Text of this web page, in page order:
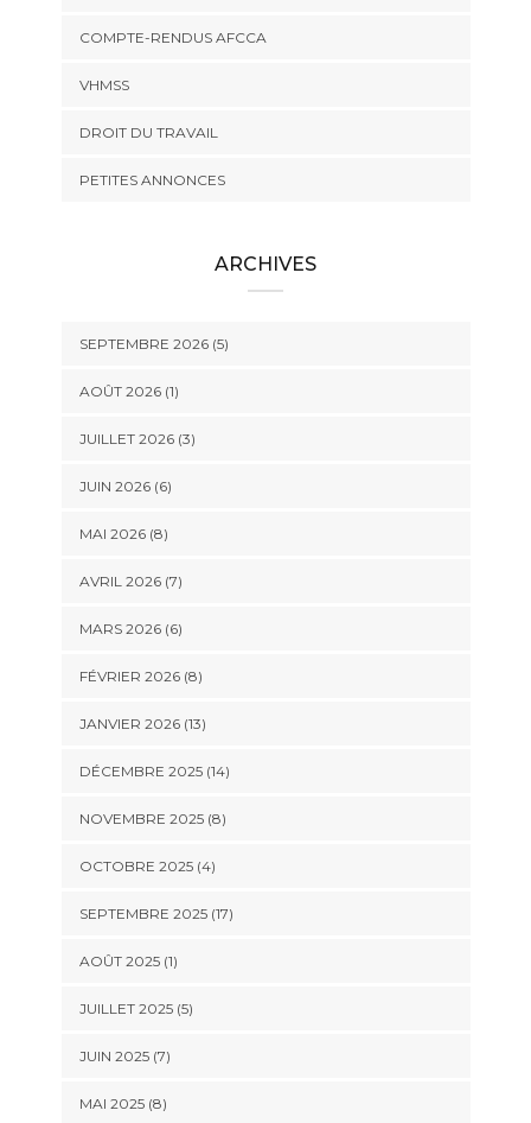
COMPTE-RENDUS AFCCA
VHMSS
DROIT DU TRAVAIL
PETITES ANNONCES
ARCHIVES
SEPTEMBRE 2026 (5)
AOÛT 2026 (1)
JUILLET 2026 (3)
JUIN 2026 (6)
MAI 2026 (8)
AVRIL 2026 (7)
MARS 2026 (6)
FÉVRIER 2026 (8)
JANVIER 2026 (13)
DÉCEMBRE 2025 (14)
NOVEMBRE 2025 (8)
OCTOBRE 2025 (4)
SEPTEMBRE 2025 (17)
AOÛT 2025 (1)
JUILLET 2025 (5)
JUIN 2025 (7)
MAI 2025 (8)